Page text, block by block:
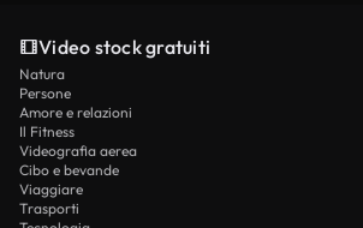
Video stock gratuiti
Natura
Persone
Amore e relazioni
Il Fitness
Videografia aerea
Cibo e bevande
Viaggiare
Trasporti